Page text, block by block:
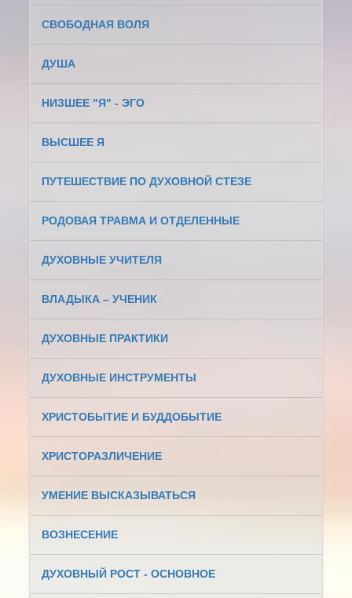
СВОБОДНАЯ ВОЛЯ
ДУША
НИЗШЕЕ "Я" - ЭГО
ВЫСШЕЕ Я
ПУТЕШЕСТВИЕ ПО ДУХОВНОЙ СТЕЗЕ
РОДОВАЯ ТРАВМА И ОТДЕЛЕННЫЕ
ДУХОВНЫЕ УЧИТЕЛЯ
ВЛАДЫКА – УЧЕНИК
ДУХОВНЫЕ ПРАКТИКИ
ДУХОВНЫЕ ИНСТРУМЕНТЫ
ХРИСТОБЫТИЕ И БУДДОБЫТИЕ
ХРИСТОРАЗЛИЧЕНИЕ
УМЕНИЕ ВЫСКАЗЫВАТЬСЯ
ВОЗНЕСЕНИЕ
ДУХОВНЫЙ РОСТ - ОСНОВНОЕ